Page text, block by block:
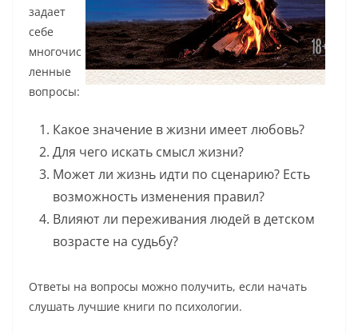
задает
себе
многочис
ленные
вопросы:
Какое значение в жизни имеет любовь?
Для чего искать смысл жизни?
Может ли жизнь идти по сценарию? Есть
возможность изменения правил?
Влияют ли переживания людей в детском
возрасте на судьбу?
Ответы на вопросы можно получить, если начать
слушать лучшие книги по психологии.